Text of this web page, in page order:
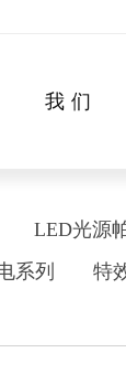
我们
LED光源
系列 特